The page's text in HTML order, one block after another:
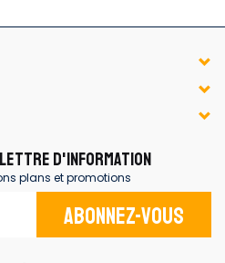
D'INFORMATION
plans et promotions
Abonnez-vous